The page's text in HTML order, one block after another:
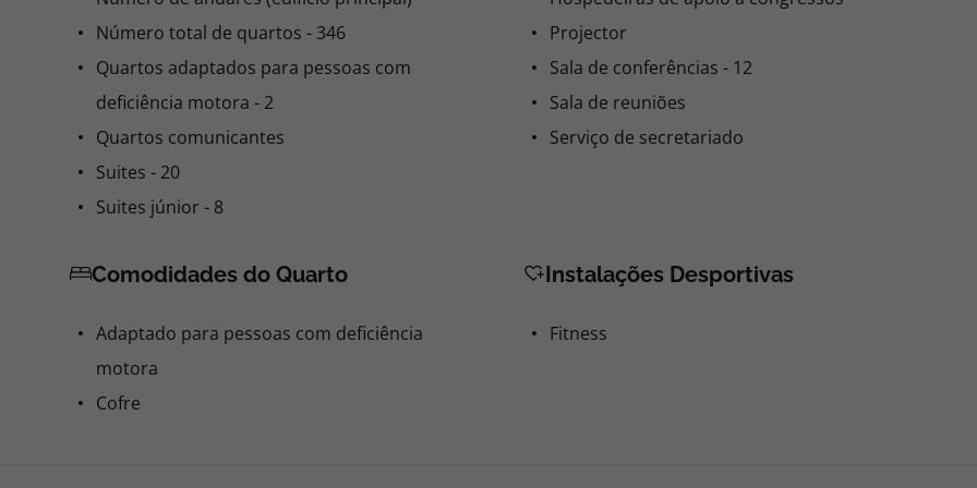
Número total de quartos - 346
Quartos adaptados para pessoas com
deficiência motora - 2
Quartos comunicantes
Suites - 20
Suites júnior - 8
Projector
Sala de conferências - 12
Sala de reuniões
Serviço de secretariado
Comodidades do Quarto
Adaptado para pessoas com deficiência
motora
Cofre
Instalações Desportivas
Fitness